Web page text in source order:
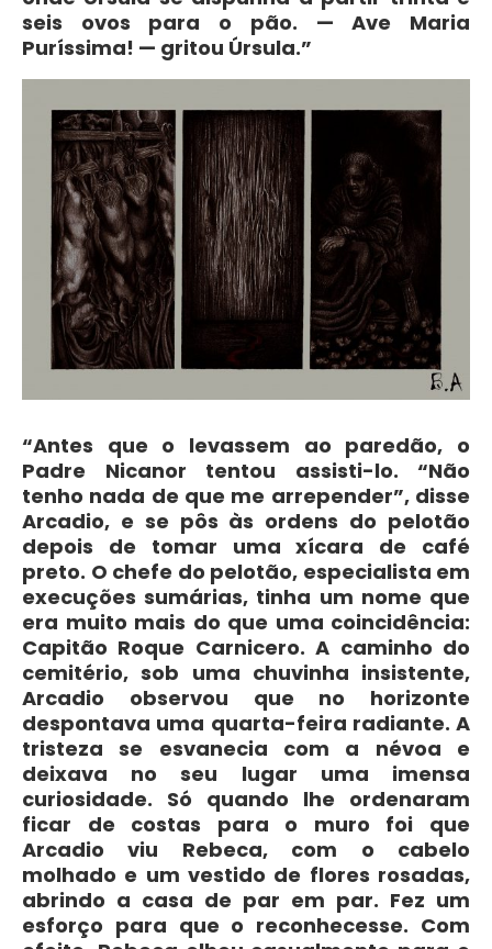
seis ovos para o pão. — Ave Maria
Puríssima! — gritou Úrsula.”
“Antes que o levassem ao paredão, o
Padre Nicanor tentou assisti-lo. “Não
tenho nada de que me arrepender”, disse
Arcadio, e se pôs às ordens do pelotão
depois de tomar uma xícara de café
preto. O chefe do pelotão, especialista em
execuções sumárias, tinha um nome que
era muito mais do que uma coincidência:
Capitão Roque Carnicero. A caminho do
cemitério, sob uma chuvinha insistente,
Arcadio observou que no horizonte
despontava uma quarta-feira radiante. A
tristeza se esvanecia com a névoa e
deixava no seu lugar uma imensa
curiosidade. Só quando lhe ordenaram
ficar de costas para o muro foi que
Arcadio viu Rebeca, com o cabelo
molhado e um vestido de flores rosadas,
abrindo a casa de par em par. Fez um
esforço para que o reconhecesse. Com